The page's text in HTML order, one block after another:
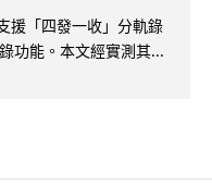
援「四發一收」分軌錄
功能。本文經實測其...